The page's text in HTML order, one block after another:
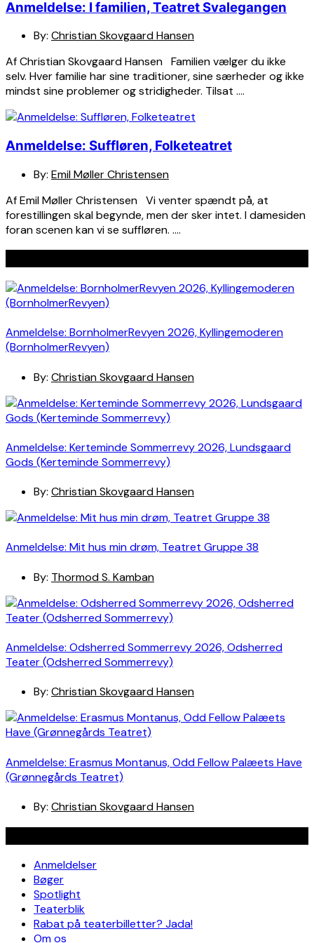
Anmeldelse: I familien, Teatret Svalegangen
By: Christian Skovgaard Hansen
Af Christian Skovgaard Hansen Familien vælger du ikke
selv. Hver familie har sine traditioner, sine særheder og ikke
mindst sine problemer og stridigheder. Tilsat ….
Anmeldelse: Suffløren, Folketeatret
By: Emil Møller Christensen
Af Emil Møller Christensen Vi venter spændt på, at
forestillingen skal begynde, men der sker intet. I damesiden
foran scenen kan vi se suffløren. ….
Anmeldelse: BornholmerRevyen 2026, Kyllingemoderen
(BornholmerRevyen)
By: Christian Skovgaard Hansen
Anmeldelse: Kerteminde Sommerrevy 2026, Lundsgaard
Gods (Kerteminde Sommerrevy)
By: Christian Skovgaard Hansen
Anmeldelse: Mit hus min drøm, Teatret Gruppe 38
By: Thormod S. Kamban
Anmeldelse: Odsherred Sommerrevy 2026, Odsherred
Teater (Odsherred Sommerrevy)
By: Christian Skovgaard Hansen
Anmeldelse: Erasmus Montanus, Odd Fellow Palæets Have
(Grønnegårds Teatret)
By: Christian Skovgaard Hansen
Anmeldelser
Bøger
Spotlight
Teaterblik
Rabat på teaterbilletter? Jada!
Om os